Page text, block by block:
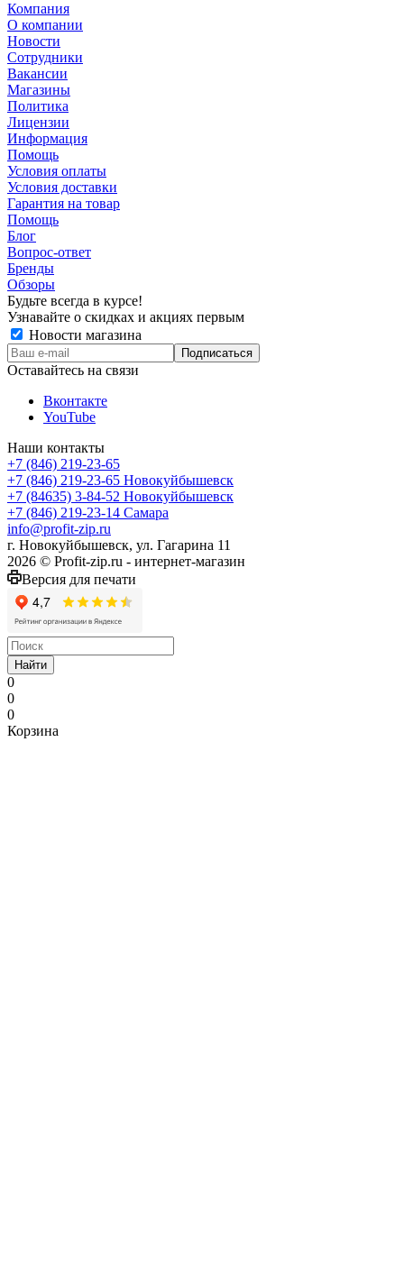
Компания
О компании
Новости
Сотрудники
Вакансии
Магазины
Политика
Лицензии
Информация
Помощь
Условия оплаты
Условия доставки
Гарантия на товар
Помощь
Блог
Вопрос-ответ
Бренды
Обзоры
Будьте всегда в курсе!
Узнавайте о скидках и акциях первым
Новости магазина
Оставайтесь на связи
Вконтакте
YouTube
Наши контакты
+7 (846) 219-23-65
+7 (846) 219-23-65 Новокуйбышевск
+7 (84635) 3-84-52 Новокуйбышевск
+7 (846) 219-23-14 Самара
info@profit-zip.ru
г. Новокуйбышевск, ул. Гагарина 11
2026 © Profit-zip.ru - интернет-магазин
Версия для печати
Найти
0
0
0
Корзина